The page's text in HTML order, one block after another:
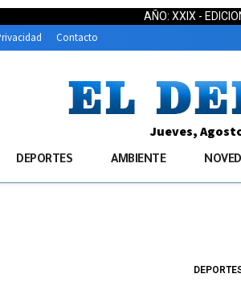
AÑO: XXIX -
Contacto
Jueves,
DEPORTES AMBIENTE